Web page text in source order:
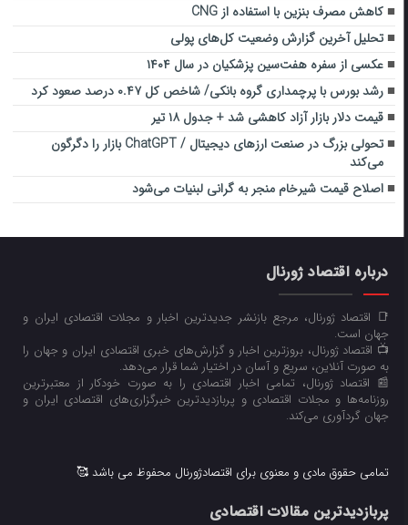
کاهش مصرف بنزین با استفاده از CNG
تحلیل آخرین گزارش وضعیت کل‌های پولی
عکسی از سفره هفت‌سین پزشکیان در سال ۱۴۰۴
رشد بورس با پرچمداری گروه بانکی/ شاخص کل ۰.۴۷ درصد صعود کرد
قیمت دلار بازار آزاد کاهشی شد + جدول ۱۸ تیر
تحولی بزرگ در صنعت ارزهای دیجیتال / ChatGPT بازار را دگرگون
می‌کند
اصلاح قیمت شیرخام منجر به گرانی لبنیات می‌شود
درباره اقتصاد ژورنال
📑 اقتصاد ژورنال، مرجع بازنشر جدیدترین اخبار و مجلات اقتصادی ایران و
جهان است.
📺 اقتصاد ژورنال، بروزترین اخبار و گزارش‌های خبری اقتصادی ایران و جهان را
به صورت آنلاین، سریع و آسان در اختیار شما قرار می‌‌دهد.
📰 اقتصاد ژورنال، تمامی اخبار اقتصادی را به صورت خودکار از معتبرترین
روزنامه‌ها و مجلات اقتصادی و پربازدیدترین خبرگزاری‌های اقتصادی ایران و
جهان گردآوری می‌کند.
تمامی حقوق مادی و معنوی برای اقتصادژورنال محفوظ می باشد 🥰
پربازدیدترین مقالات اقتصادی